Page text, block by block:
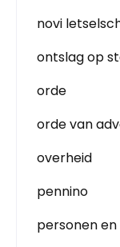
novi
ontslag op
orde
orde van
overheid
pennino
personen